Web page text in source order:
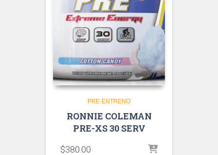
PRE-ENTRENO
RONNIE COLEMAN
PRE-XS 30 SERV
$380.00